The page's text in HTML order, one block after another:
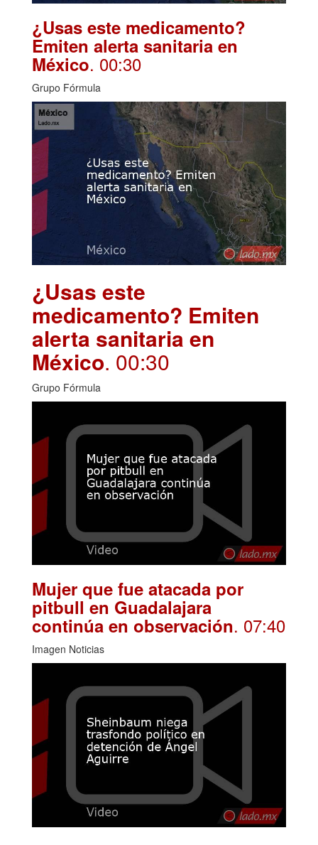
¿Usas este medicamento?
Emiten alerta sanitaria en
México. 00:30
Grupo Fórmula
¿Usas este
medicamento? Emiten
alerta sanitaria en
México. 00:30
Grupo Fórmula
Mujer que fue atacada por
pitbull en Guadalajara
continúa en observación. 07:40
Imagen Noticias